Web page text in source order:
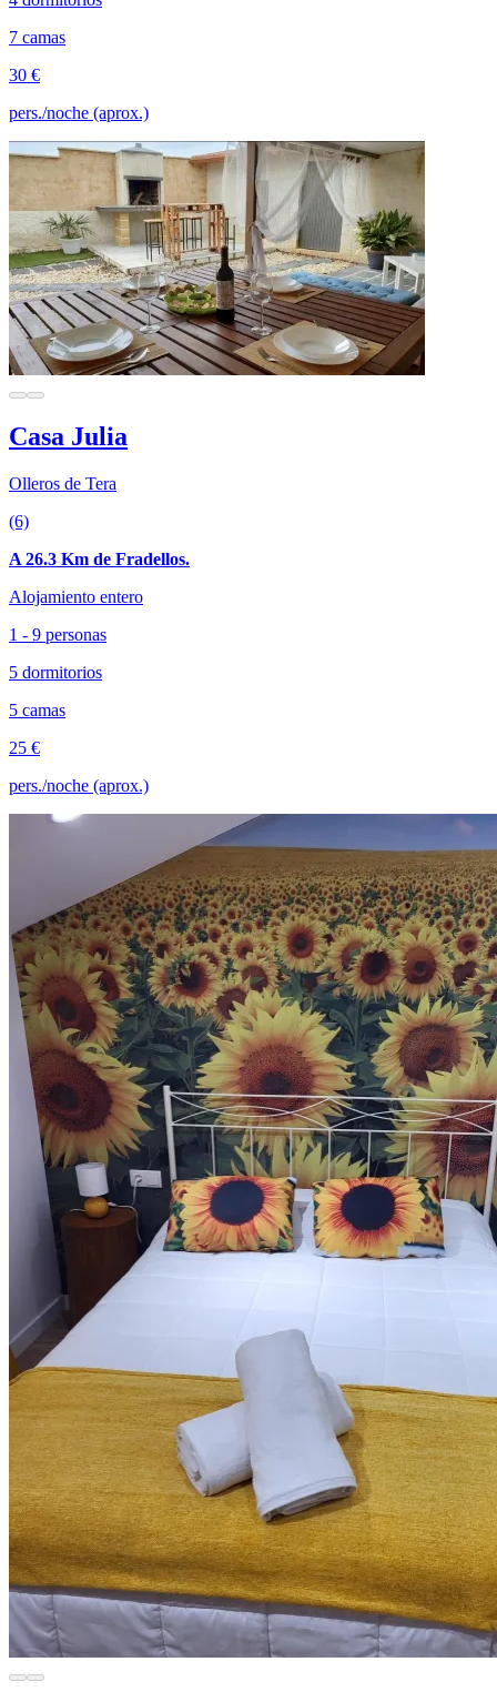
7 camas
30 €
pers./noche (aprox.)
Casa Julia
Olleros de Tera
(6)
A 26.3 Km de Fradellos.
Alojamiento entero
1 - 9 personas
5 dormitorios
5 camas
25 €
pers./noche (aprox.)